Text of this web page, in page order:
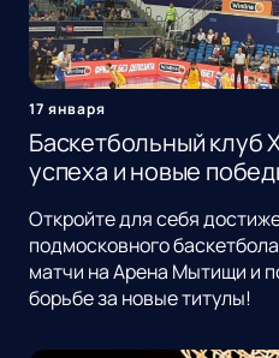
17 января
Баскетбольный клуб
успеха и новые
Откройте для себя
подмосковного
матчи на Арена Мытищи и
борьбе за новые титулы!